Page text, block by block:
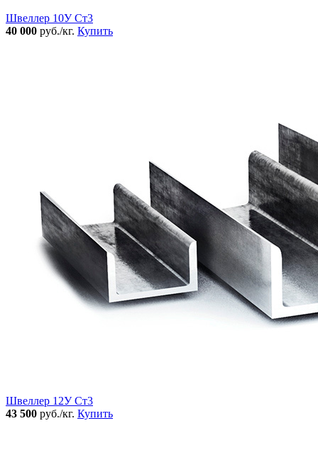
Швеллер 10У Ст3
40 000 руб./кг. Купить
Швеллер 12У Ст3
43 500 руб./кг. Купить